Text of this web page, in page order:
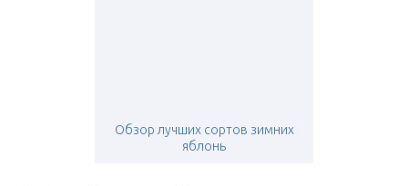
Обзор лучших сортов зимних
яблонь